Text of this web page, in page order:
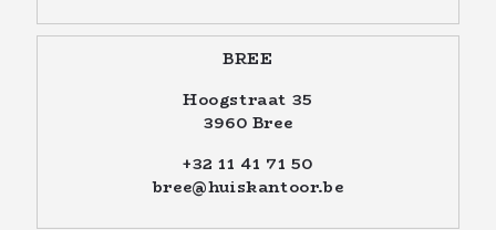
BREE
Hoogstraat 35
3960 Bree
+32 11 41 71 50
bree@huiskantoor.be